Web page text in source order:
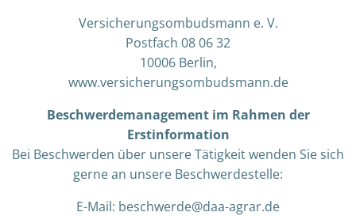
Versicherungsombudsmann e. V.
Postfach 08 06 32
10006 Berlin,
www.versicherungsombudsmann.de
Beschwerdemanagement im Rahmen der
Erstinformation
Bei Beschwerden über unsere Tätigkeit wenden Sie sich
gerne an unsere Beschwerdestelle:
E-Mail: beschwerde@daa-agrar.de